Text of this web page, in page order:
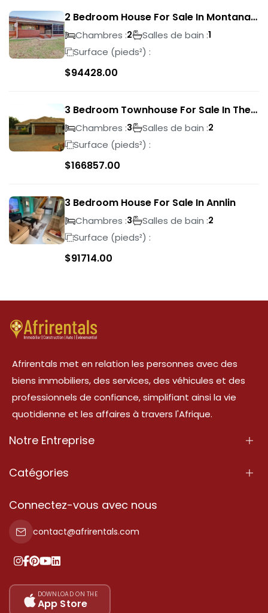
2 Bedroom House For Sale In Montana
ParkChambres :2 Salles de bain :1
Surface (pieds²) :
$94428.00
3 Bedroom Townhouse For Sale In The
WildsChambres :3 Salles de bain :2
Surface (pieds²) :
$166857.00
3 Bedroom House For Sale In Annlin
Chambres :3 Salles de bain :2
Surface (pieds²) :
$91714.00
Afrirentals met en relation les personnes avec des
biens immobiliers, des services, des véhicules et des
professionnels de confiance, simplifiant ainsi la vie
quotidienne et les affaires à travers l'Afrique.
Notre Entreprise
À Propos
Conditions d'Utilisation
Politique de Confidentialité
Nos tarifs
Plan du site
Catégories
Propriété
Propriété à vendre
Propriété à louer
Ajoutez votre témoignage
Connectez-vous avec nous
contact@afrirentals.com
DOWNLOAD ON THE
App Store